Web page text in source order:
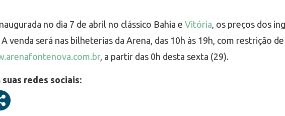
no dia 7 de abril no clássico Bahia e Vitória, os preços dos
venda será nas bilheterias da Arena, das 10h às 19h, com restrição
, a partir das 0h desta sexta (29).
redes sociais: